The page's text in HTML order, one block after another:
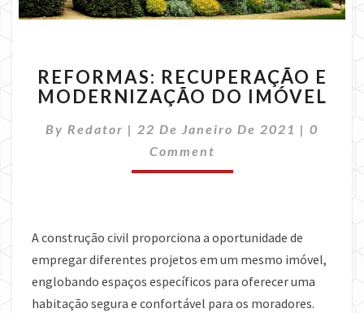
RECUPERAÇÃO
E
DO
IMÓVEL
REFORMAS: RECUPERAÇÃO E
MODERNIZAÇÃO DO IMÓVEL
By Redator | 22 De Janeiro De 2021 | 0
Comment
A construção civil proporciona a oportunidade de
empregar diferentes projetos em um mesmo imóvel,
englobando espaços específicos para oferecer uma
habitação segura e confortável para os moradores.